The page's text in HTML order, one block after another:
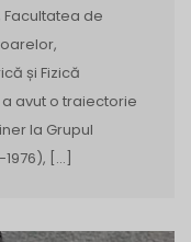
Facultatea de
și Fizică
avut o traiectorie
la Grupul
[…]